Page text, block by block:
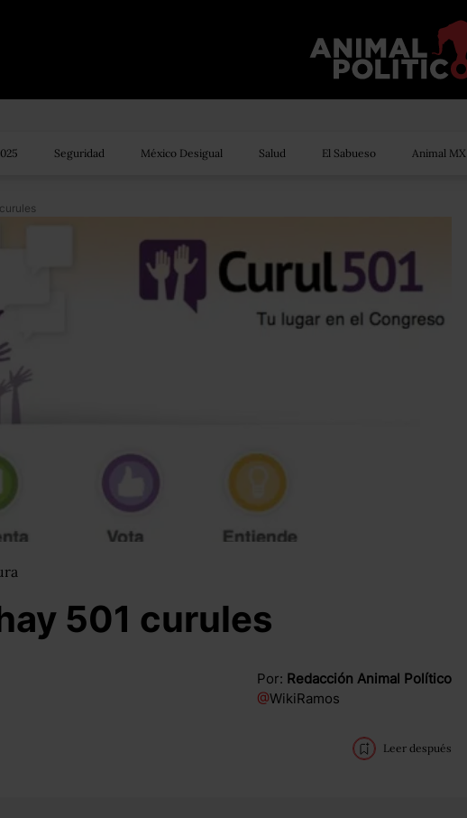
Seguridad México Desigual Salud El Sabueso Animal MX
501 curules
Por: Redacción Animal Político
@WikiRamos
Leer después